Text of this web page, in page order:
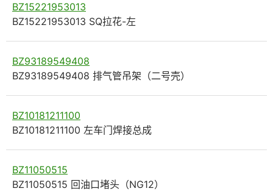
BZ15221953013
BZ15221953013 SQ拉花-左
BZ93189549408
BZ93189549408 排气管吊架（二号壳）
BZ10181211100
BZ10181211100 左车门焊接总成
BZ11050515
BZ11050515 回油口堵头（NG12）